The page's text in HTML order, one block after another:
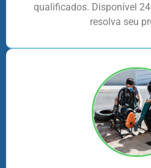
qualificados. Disponível
resolva seu